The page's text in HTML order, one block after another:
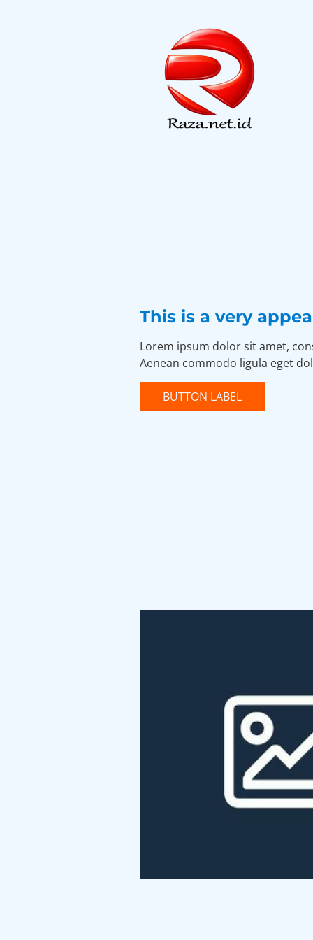
This is a very
Lorem ipsum dolor sit amet,
Aenean commodo ligula eget
BUTTON LABEL